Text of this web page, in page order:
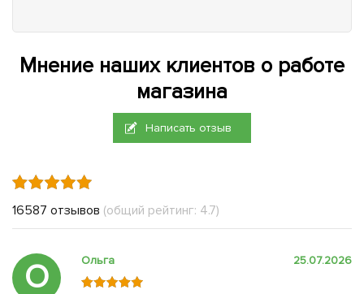
Мнение наших клиентов о работе
магазина
Написать отзыв
16587 отзывов (общий рейтинг: 4.7)
О Ольга 25.07.2026